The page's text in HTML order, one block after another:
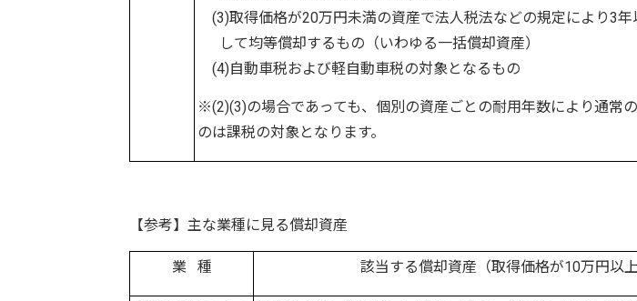
(3)取得価格が20万円未満の資産で法人税法などの規定により3年
して均等償却するもの（いわゆる一括償却資産）
(4)自動車税および軽自動車税の対象となるもの
※(2)(3)の場合であっても、個別の資産ごとの耐用年数により通常
のは課税の対象となります。
【参考】主な業種に見る償却資産
業 種 該当する償却資産（取得価格が10万円以上